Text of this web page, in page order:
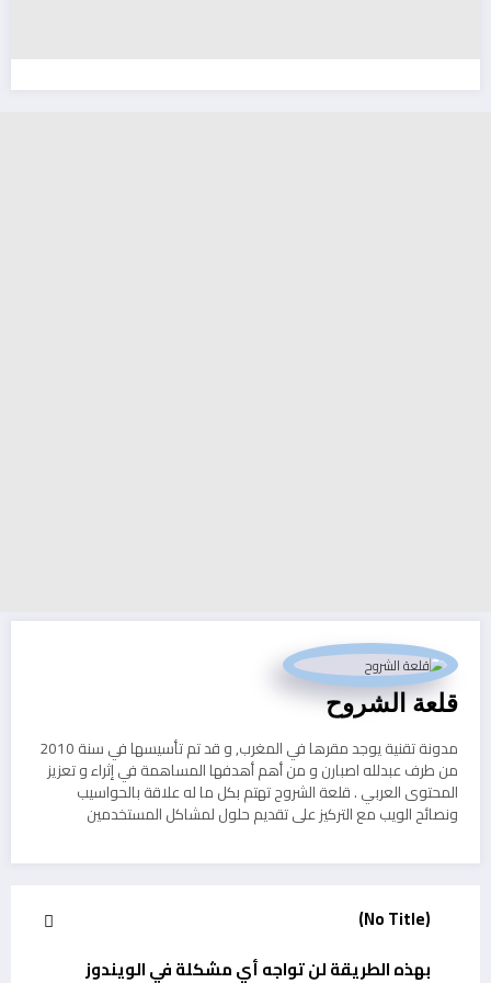
قلعة الشروح
مدونة تقنية يوجد مقرها في المغرب, و قد تم تأسيسها في سنة 2010
من طرف عبدلله اصبارن و من أهم أهدفها المساهمة في إثراء و تعزيز
المحتوى العربي . قلعة الشروح تهتم بكل ما له علاقة بالحواسيب
ونصائح الويب مع التركيز على تقديم حلول لمشاكل المستخدمين
(No Title)
بهذه الطريقة لن تواجه أي مشكلة في الويندوز